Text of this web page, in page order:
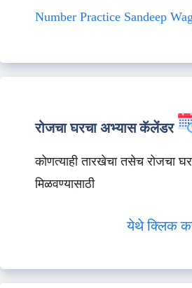
Number Practice Sandeep
रोजचा घरचा अभ्यास कॅलेंडर
कोणत्याही तारखेचा तसेच रोजचा
मिळवण्यासाठी
येथे क्लिक